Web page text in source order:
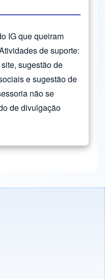
IG que queiram
de suporte:
sugestão de
e sugestão de
não se
de divulgação